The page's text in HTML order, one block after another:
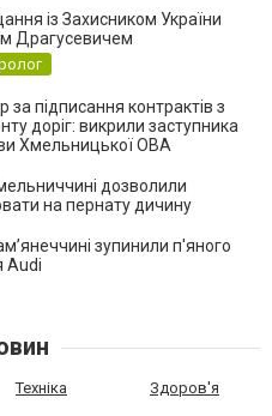
із Захисником України
Драгусевичем
за підписання контрактів з
доріг: викрили заступника
Хмельницької ОВА
дозволили
на пернату дичину
зупинили п'яного
Audi
Техніка Здоров'я